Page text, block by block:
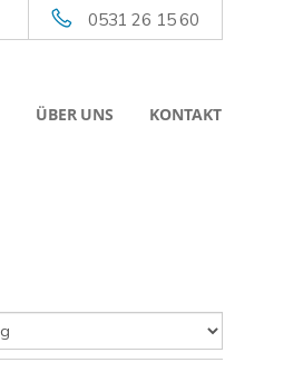
0531 26 15 60
ÜBER UNS KONTAKT